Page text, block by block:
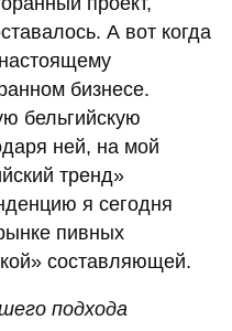
А вот когда
бизнесе.
бельгийскую
ней, на мой
тренд»
я сегодня
пивных
составляющей.
подхода